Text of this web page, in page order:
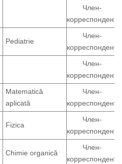
Член-
корреспондент
Pediatrie
Член-
корреспондент
Член-
корреспондент
Matematică
aplicată
Член-
корреспондент
Fizica
Член-
корреспондент
Chimie organică
Член-
корреспондент